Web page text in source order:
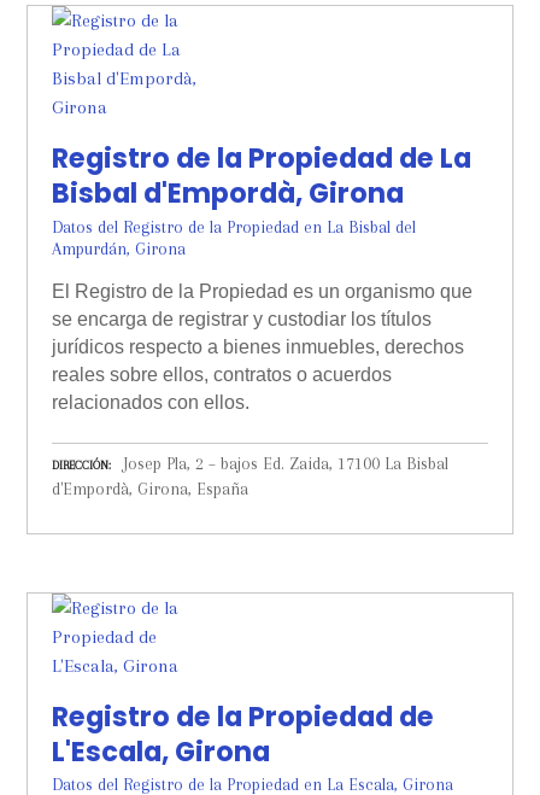
Registro de la Propiedad de La
Bisbal d'Empordà, Girona
Datos del Registro de la Propiedad en La Bisbal del
Ampurdán, Girona
El Registro de la Propiedad es un organismo que
se encarga de registrar y custodiar los títulos
jurídicos respecto a bienes inmuebles, derechos
reales sobre ellos, contratos o acuerdos
relacionados con ellos.
DIRECCIÓN
Josep Pla, 2 – bajos Ed. Zaida, 17100 La Bisbal
d'Empordà, Girona, España
Registro de la Propiedad de
L'Escala, Girona
Datos del Registro de la Propiedad en La Escala, Girona